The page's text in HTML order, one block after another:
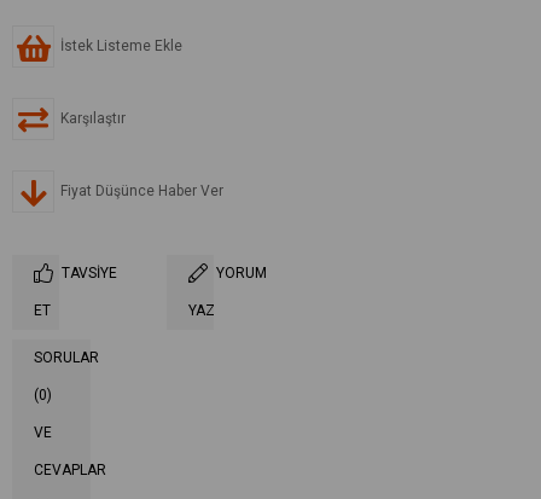
İstek Listeme Ekle
Karşılaştır
Fiyat Düşünce Haber Ver
TAVSIYE
ET
YORUM
YAZ
SORULAR
(0)
VE
CEVAPLAR